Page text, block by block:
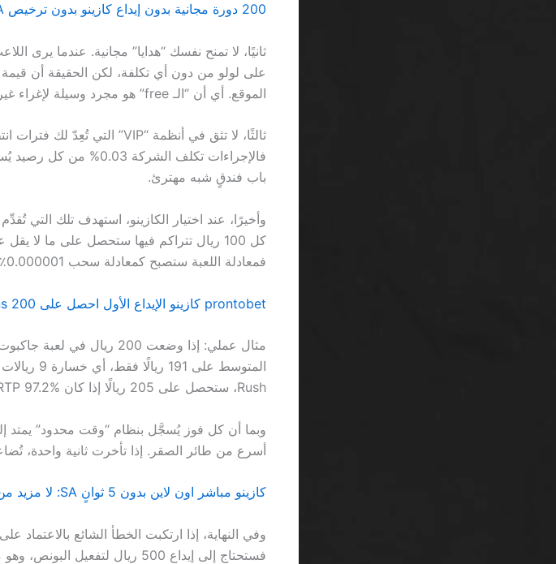
200 دورة مجانية بدون إيداع كازينو بدون ترخيص SA… كل ما هو مجرد أرقام مبهمة
الموقع. أي أن “الـ free” هو مجرد وسيلة لإغراء غير مطلع.
باب فندقٍ شبه مهترئ.
فمعادلة اللعبة ستصبح كمعادلة سحب 0.000001٪ من رصيدك كل دقيقة.
prontobet كازينو الإيداع الأول احصل على 200 free spins السعودية… مجرد خرافة تسويقية
Rush، ستحصل على 205 ريالًا إذا كان RTP 97.2%، وهذا يعني ربحًا صافيًا قدره 5 ريالات.
أسرع من طائر الصقر. إذا تأخرت ثانية واحدة،
كازينو مباشر اون لاين بدون 5 ثوانٍ SA: لا مزيد من الفخاخ المملّة
فستحتاج إلى إيداع 500 ريال لتفعيل البونص، وهو ما يعادل 250 ريالًا إضافيًا كتحفيز زائف.